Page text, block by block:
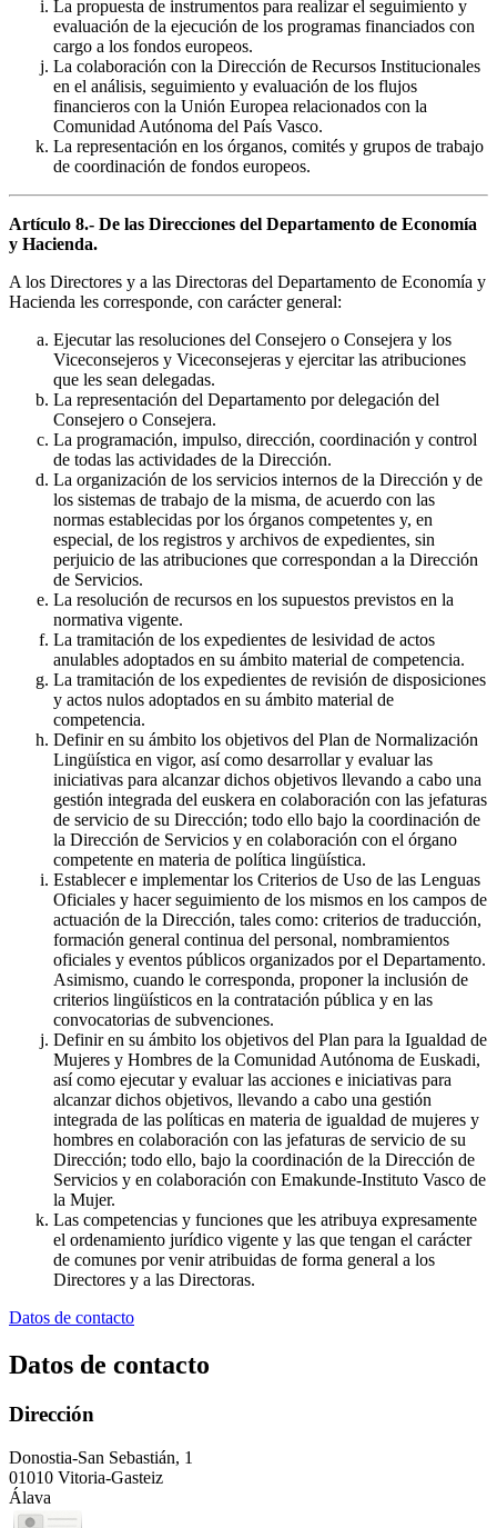
La propuesta de instrumentos para realizar el seguimiento y
evaluación de la ejecución de los programas financiados con
cargo a los fondos europeos.
La colaboración con la Dirección de Recursos Institucionales
en el análisis, seguimiento y evaluación de los flujos
financieros con la Unión Europea relacionados con la
Comunidad Autónoma del País Vasco.
La representación en los órganos, comités y grupos de trabajo
de coordinación de fondos europeos.
Artículo 8.- De las Direcciones del Departamento de Economía
y Hacienda.
A los Directores y a las Directoras del Departamento de Economía y
Hacienda les corresponde, con carácter general:
Ejecutar las resoluciones del Consejero o Consejera y los
Viceconsejeros y Viceconsejeras y ejercitar las atribuciones
que les sean delegadas.
La representación del Departamento por delegación del
Consejero o Consejera.
La programación, impulso, dirección, coordinación y control
de todas las actividades de la Dirección.
La organización de los servicios internos de la Dirección y de
los sistemas de trabajo de la misma, de acuerdo con las
normas establecidas por los órganos competentes y, en
especial, de los registros y archivos de expedientes, sin
perjuicio de las atribuciones que correspondan a la Dirección
de Servicios.
La resolución de recursos en los supuestos previstos en la
normativa vigente.
La tramitación de los expedientes de lesividad de actos
anulables adoptados en su ámbito material de competencia.
La tramitación de los expedientes de revisión de disposiciones
y actos nulos adoptados en su ámbito material de
competencia.
Definir en su ámbito los objetivos del Plan de Normalización
Lingüística en vigor, así como desarrollar y evaluar las
iniciativas para alcanzar dichos objetivos llevando a cabo una
gestión integrada del euskera en colaboración con las jefaturas
de servicio de su Dirección; todo ello bajo la coordinación de
la Dirección de Servicios y en colaboración con el órgano
competente en materia de política lingüística.
Establecer e implementar los Criterios de Uso de las Lenguas
Oficiales y hacer seguimiento de los mismos en los campos de
actuación de la Dirección, tales como: criterios de traducción,
formación general continua del personal, nombramientos
oficiales y eventos públicos organizados por el Departamento.
Asimismo, cuando le corresponda, proponer la inclusión de
criterios lingüísticos en la contratación pública y en las
convocatorias de subvenciones.
Definir en su ámbito los objetivos del Plan para la Igualdad de
Mujeres y Hombres de la Comunidad Autónoma de Euskadi,
así como ejecutar y evaluar las acciones e iniciativas para
alcanzar dichos objetivos, llevando a cabo una gestión
integrada de las políticas en materia de igualdad de mujeres y
hombres en colaboración con las jefaturas de servicio de su
Dirección; todo ello, bajo la coordinación de la Dirección de
Servicios y en colaboración con Emakunde-Instituto Vasco de
la Mujer.
Las competencias y funciones que les atribuya expresamente
el ordenamiento jurídico vigente y las que tengan el carácter
de comunes por venir atribuidas de forma general a los
Directores y a las Directoras.
Datos de contacto
Datos de contacto
Dirección
Donostia-San Sebastián, 1
01010 Vitoria-Gasteiz
Álava